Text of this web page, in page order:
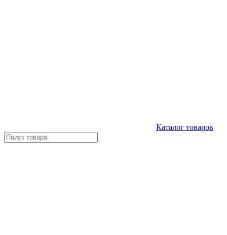
Каталог товаров